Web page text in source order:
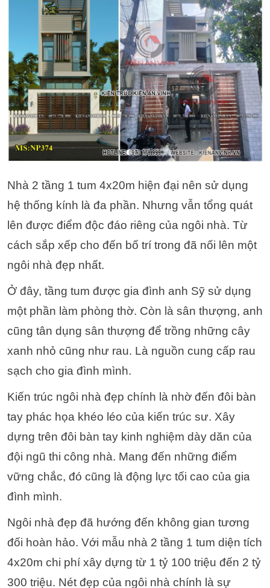
Nhà 2 tầng 1 tum 4x20m hiện đại nên sử dụng
hệ thống kính là đa phần. Nhưng vẫn tổng quát
lên được điểm độc đáo riêng của ngôi nhà. Từ
cách sắp xếp cho đến bố trí trong đã nối lên một
ngôi nhà đẹp nhất.
Ở đây, tầng tum được gia đình anh Sỹ sử dụng
một phần làm phòng thờ. Còn là sân thượng, anh
cũng tân dụng sân thượng để trồng những cây
xanh nhỏ cũng như rau. Là nguồn cung cấp rau
sạch cho gia đình mình.
Kiến trúc ngôi nhà đẹp chính là nhờ đến đôi bàn
tay phác họa khéo léo của kiến trúc sư. Xây
dựng trên đôi bàn tay kinh nghiệm dày dăn của
đội ngũ thi công nhà. Mang đến những điểm
vững chắc, đó cũng là động lực tối cao của gia
đình mình.
Ngôi nhà đẹp đã hướng đến không gian tương
đối hoàn hảo. Với mẫu nhà 2 tầng 1 tum diện tích
4x20m chi phí xây dựng từ 1 tỷ 100 triệu đến 2 tỷ
300 triệu. Nét đẹp của ngôi nhà chính là sự